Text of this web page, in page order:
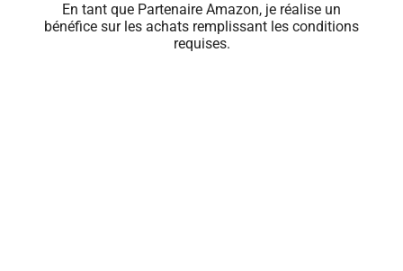
En tant que Partenaire Amazon, je réalise un
bénéfice sur les achats remplissant les conditions
requises.